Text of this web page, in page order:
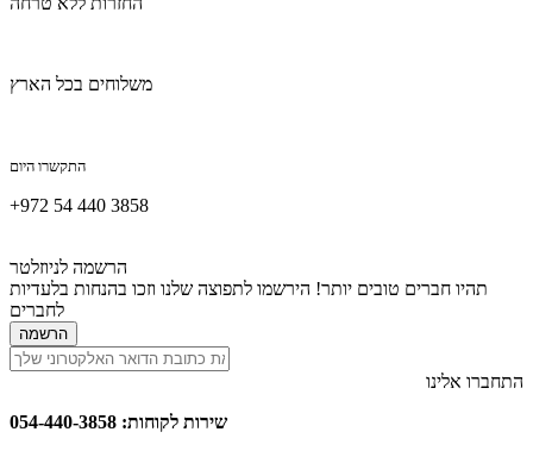
משלוחים בכל הארץ
התקשרו היום
+972 54 440 3858
הרשמה לניוזלטר
תהיו חברים טובים יותר! הירשמו לתפוצה שלנו וזכו בהנחות בלעדיות
לחברים
הרשמה
התחברו אלינו
שירות לקוחות: 054-440-3858